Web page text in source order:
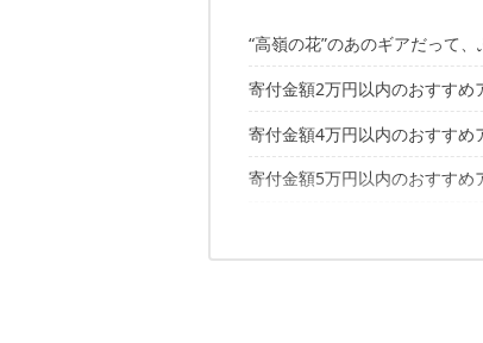
“高嶺の花”のあのギアだって
まずは自分の「寄付上限額」
寄付金額2万円以内のおすすめ
①本橋テープ「TOUGH HOOK
②オウルテック「大容量モバ
③millio「鍛造フライパン
寄付金額4万円以内のおすすめ
①ドベルグ × グリップスワニ
③ファイヤーサイド「キンド
④CAMPOOPARTS＆gravity-
寄付金額5万円以内のおすすめ
②ネイチャートーンズ「マル
②READYMADE PRODUCTS
寄付金額10万円以内のおすす
①MAAGZ「多次元型焚き火